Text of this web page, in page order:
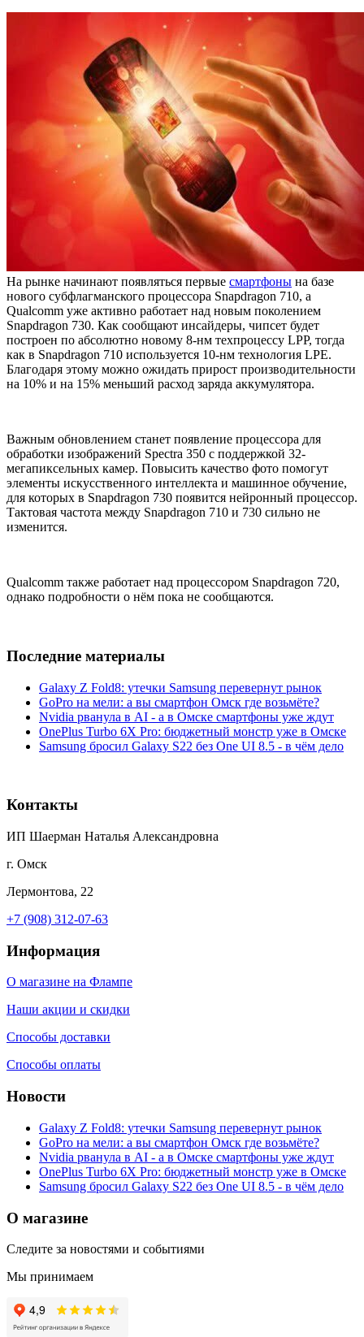
На рынке начинают появляться первые смартфоны на базе
нового субфлагманского процессора Snapdragon 710, а
Qualcomm уже активно работает над новым поколением
Snapdragon 730. Как сообщают инсайдеры, чипсет будет
построен по абсолютно новому 8-нм техпроцессу LPP, тогда
как в Snapdragon 710 используется 10-нм технология LPE.
Благодаря этому можно ожидать прирост производительности
на 10% и на 15% меньший расход заряда аккумулятора.
Важным обновлением станет появление процессора для
обработки изображений Spectra 350 с поддержкой 32-
мегапиксельных камер. Повысить качество фото помогут
элементы искусственного интеллекта и машинное обучение,
для которых в Snapdragon 730 появится нейронный процессор.
Тактовая частота между Snapdragon 710 и 730 сильно не
изменится.
Qualcomm также работает над процессором Snapdragon 720,
однако подробности о нём пока не сообщаются.
Последние материалы
Galaxy Z Fold8: утечки Samsung перевернут рынок
GoPro на мели: а вы смартфон Омск где возьмёте?
Nvidia рванула в AI - а в Омске смартфоны уже ждут
OnePlus Turbo 6X Pro: бюджетный монстр уже в Омске
Samsung бросил Galaxy S22 без One UI 8.5 - в чём дело
Контакты
ИП Шаерман Наталья Александровна
г. Омск
Лермонтова, 22
+7 (908) 312-07-63
Информация
О магазине на Флампе
Наши акции и скидки
Способы доставки
Способы оплаты
Новости
Galaxy Z Fold8: утечки Samsung перевернут рынок
GoPro на мели: а вы смартфон Омск где возьмёте?
Nvidia рванула в AI - а в Омске смартфоны уже ждут
OnePlus Turbo 6X Pro: бюджетный монстр уже в Омске
Samsung бросил Galaxy S22 без One UI 8.5 - в чём дело
О магазине
Следите за новостями и событиями
Мы принимаем